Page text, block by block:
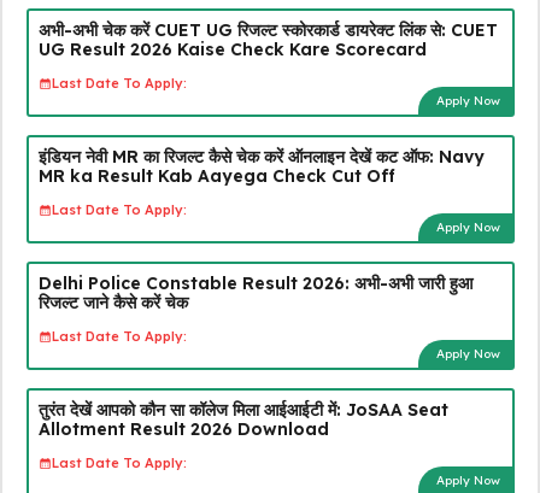
अभी-अभी चेक करें CUET UG रिजल्ट स्कोरकार्ड डायरेक्ट लिंक से: CUET
UG Result 2026 Kaise Check Kare Scorecard
Last Date To Apply:
Apply Now
इंडियन नेवी MR का रिजल्ट कैसे चेक करें ऑनलाइन देखें कट ऑफ: Navy
MR ka Result Kab Aayega Check Cut Off
Last Date To Apply:
Apply Now
Delhi Police Constable Result 2026: अभी-अभी जारी हुआ
रिजल्ट जाने कैसे करें चेक
Last Date To Apply:
Apply Now
तुरंत देखें आपको कौन सा कॉलेज मिला आईआईटी में: JoSAA Seat
Allotment Result 2026 Download
Last Date To Apply:
Apply Now